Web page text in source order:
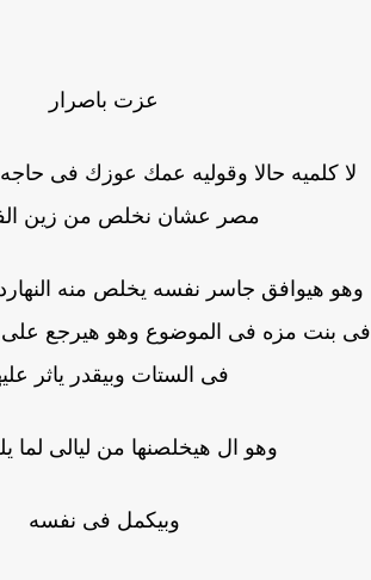
عزت باصرار
كلميه حالا وقوليه عمك عوزك فى حاجه
مصر عشان نخلص من زين
هيوافق جاسر نفسه يخلص منه النهارده
بنت مزه فى الموضوع وهو هيرجع على
فى الستات وبيقدر ياثر عليهم
وهو ال هيخلصنها من ليالى لما
وبيكمل فى نفسه